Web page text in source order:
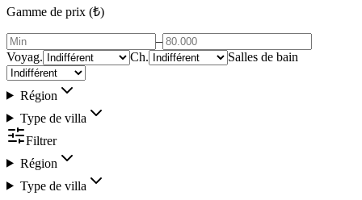
Gamme de prix (₺)
–
Voyag.
Ch. Salles de bain
Région
Type de villa
Filtrer
Région
Type de villa